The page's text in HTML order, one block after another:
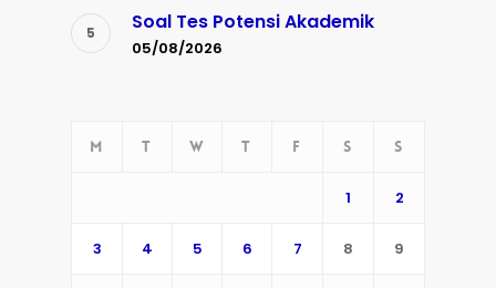
Soal Tes Potensi Akademik
05/08/2026
M T W T F S S
1 2
3 4 5 6 7 8 9